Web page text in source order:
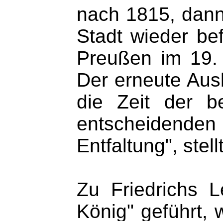
nach 1815,
Stadt wieder
Preußen im
Der erneute
die Zeit der
Entfaltung",
Zu Friedrichs
König" geführt,